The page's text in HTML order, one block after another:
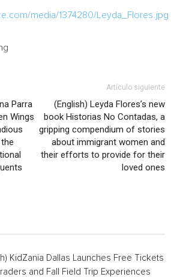
media/1374280/Leyda_Flores.jpg
Parra
Wings
Artículo siguiente
(English) Leyda Flores’s new
book Historias No Contadas, a
gripping compendium of stories
about immigrant women and
their efforts to provide for their
loved ones
KidZania Dallas Launches Free Tickets
and Fall Field Trip Experiences